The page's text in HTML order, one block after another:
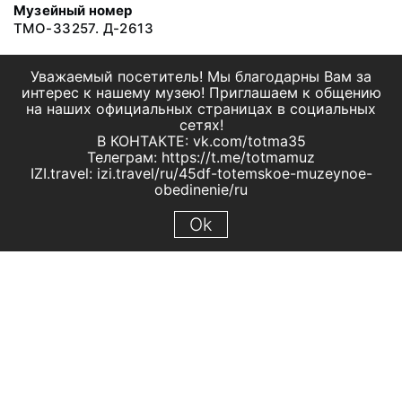
Музейный номер
ТМО-33257. Д-2613
Уважаемый посетитель! Мы благодарны Вам за
интерес к нашему музею! Приглашаем к общению
на наших официальных страницах в социальных
сетях!
В КОНТАКТЕ: vk.com/totma35
Телеграм: https://t.me/totmamuz
IZI.travel: izi.travel/ru/45df-totemskoe-muzeynoe-
obedinenie/ru
Ok